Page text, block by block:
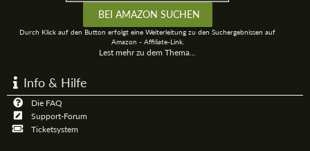
Durch Klick auf den Button erfolgt eine Weiterleitung zu den Suchergebnissen auf
Amazon - Affiliate-Link.
Lest mehr zu dem Thema...
Info & Hilfe
Die FAQ
Support-Forum
Ticketsystem